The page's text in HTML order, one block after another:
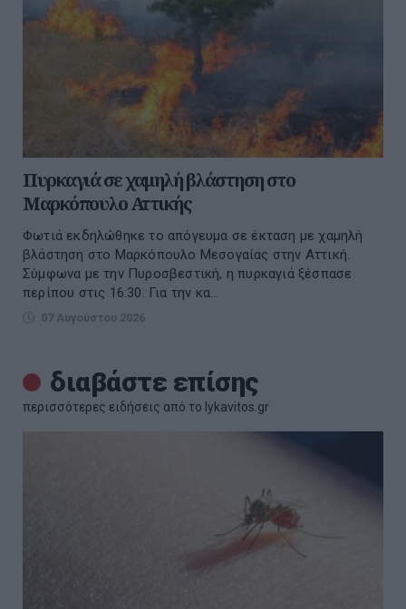
Πυρκαγιά σε χαμηλή βλάστηση στο
Μαρκόπουλο Αττικής
Φωτιά εκδηλώθηκε το απόγευμα σε έκταση με χαμηλή
βλάστηση στο Μαρκόπουλο Μεσογαίας στην Αττική.
Σύμφωνα με την Πυροσβεστική, η πυρκαγιά ξέσπασε
περίπου στις 16:30. Για την κα...
07 Αυγούστου 2026
διαβάστε επίσης
περισσότερες ειδήσεις από το lykavitos.gr